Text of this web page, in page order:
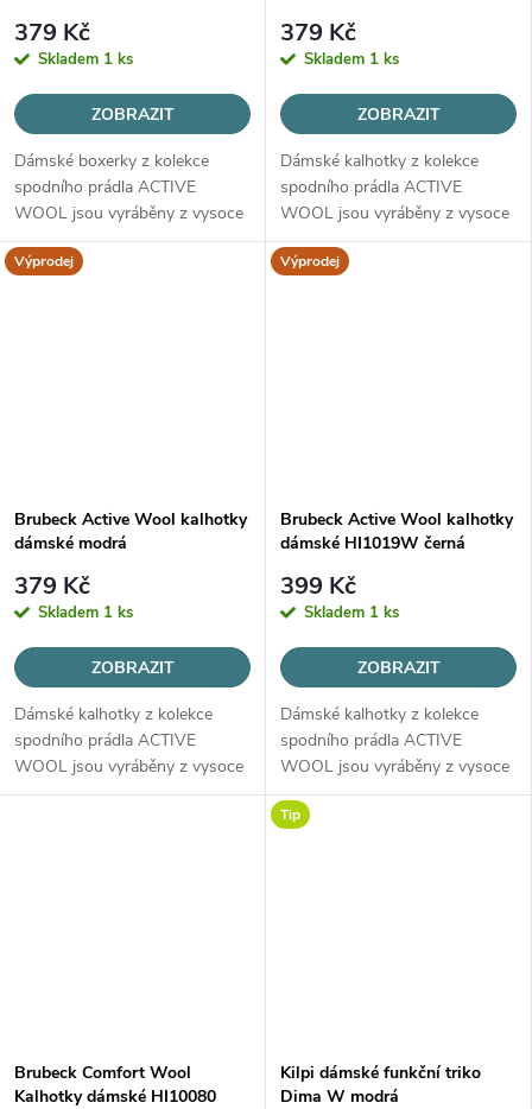
379 Kč
Skladem 1 ks
ZOBRAZIT
Dámské boxerky z kolekce
spodního prádla ACTIVE
WOOL jsou vyráběny z vysoce
kvalitní vlny MERINO, určené
pro všechny roční období.
379 Kč
Skladem 1 ks
ZOBRAZIT
Dámské kalhotky z kolekce
spodního prádla ACTIVE
WOOL jsou vyráběny z vysoce
kvalitní vlny MERINO, určené
pro všechny roční období.
Výprodej
Brubeck Active Wool kalhotky
dámské modrá
379 Kč
Skladem 1 ks
ZOBRAZIT
Dámské kalhotky z kolekce
spodního prádla ACTIVE
WOOL jsou vyráběny z vysoce
kvalitní vlny MERINO, určené
Výprodej
Brubeck Active Wool kalhotky
dámské HI1019W černá
399 Kč
Skladem 1 ks
ZOBRAZIT
Dámské kalhotky z kolekce
spodního prádla ACTIVE
WOOL jsou vyráběny z vysoce
kvalitní vlny MERINO, určené
pro všechny roční období.
Brubeck Comfort Wool
Kalhotky dámské HI10080
Tip
Kilpi dámské funkční triko
Dima W modrá